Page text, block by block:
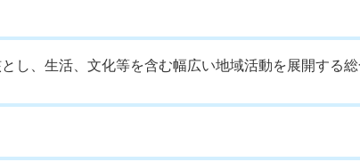
し、生活、文化等を含む幅広い地域活動を展開する